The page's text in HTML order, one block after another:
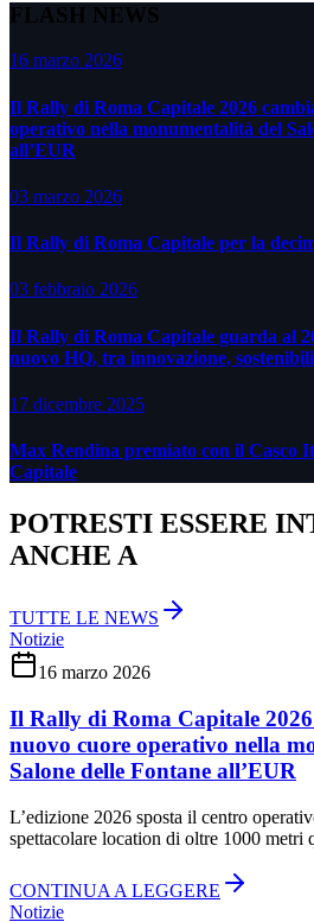
FLASH NEWS
16 marzo 2026
Il Rally di Roma Capitale 2026
operativo nella monumentalità del
all’EUR
03 marzo 2026
Il Rally di Roma Capitale per la
03 febbraio 2026
Il Rally di Roma Capitale guarda al
nuovo HQ, tra innovazione,
17 dicembre 2025
Max Rendina premiato con il Casco
Capitale
POTRESTI ESSERE
ANCHE A
TUTTE LE NEWS
Notizie
16 marzo 2026
Il Rally di Roma Capitale
nuovo cuore operativo nella
Salone delle Fontane all’EUR
L’edizione 2026 sposta il centro
spettacolare location di oltre 1000
CONTINUA A LEGGERE
Notizie